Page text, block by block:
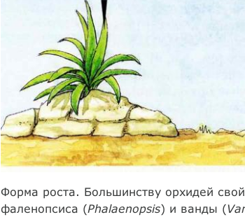
Форма роста. Большинству орхидей
фаленопсиса (Phalaenopsis) и ванды (